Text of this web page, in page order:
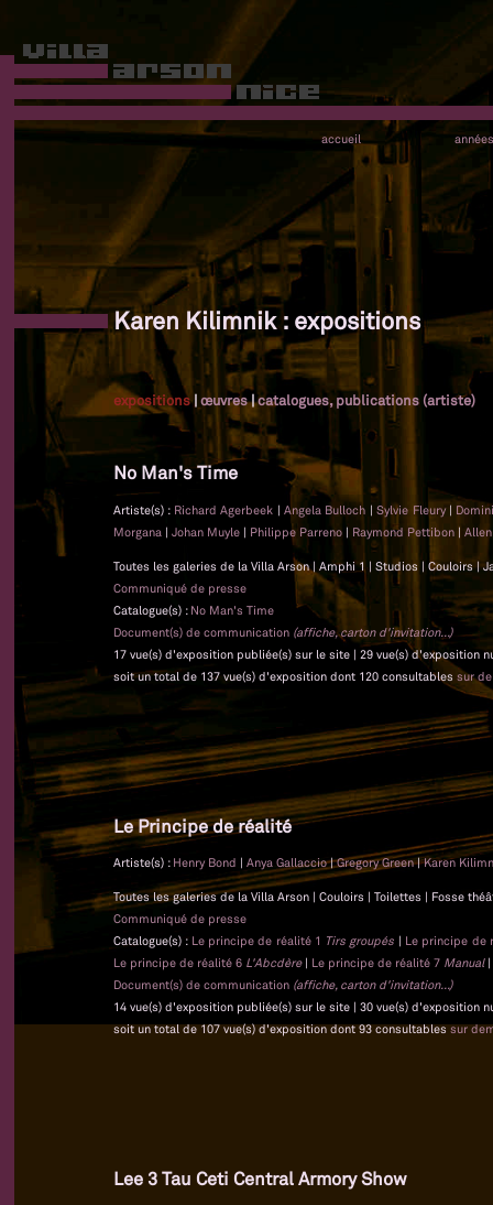
accueil années
Karen Kilimnik : expositions
expositions|œuvres|catalogues, publications (artiste)
No Man's Time
Artiste(s) : Richard Agerbeek |Angela Bulloch |Sylvie Fleury |
Morgana | Johan Muyle | Philippe Parreno | Raymond Pettibon |
Toutes les galeries de la Villa Arson | Amphi 1 | Studios | Couloirs |
Communiqué de presse
Catalogue(s) : No Man's Time
Document(s) de communication (affiche, carton d'invitation...)
17 vue(s) d'exposition publiée(s) sur le site | 29 vue(s) d'exposition
soit un total de 137 vue(s) d'exposition dont 120 consultables sur
Le Principe de réalité
Artiste(s) : Henry Bond | Anya Gallaccio|Gregory Green|Karen
Toutes les galeries de la Villa Arson | Couloirs | Toilettes | Fosse
Communiqué de presse
Catalogue(s) : Le principe de réalité 1 Tirs groupés | Le principe de
Le principe de réalité 6 L'Abcdère| Le principe de réalité 7 Manual|
Document(s) de communication (affiche, carton d'invitation...)
14 vue(s) d'exposition publiée(s) sur le site | 30 vue(s) d'exposition
soit un total de 107 vue(s) d'exposition dont 93 consultablessur
Lee 3 Tau Ceti Central Armory Show